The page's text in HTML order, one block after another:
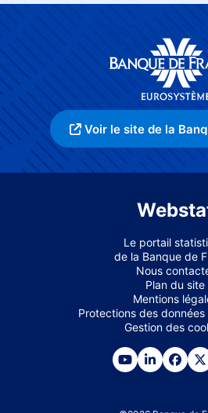
Voir le site de la
Le portail
de la Banque de
Nous
Plan du site
Mentions
Protections des données
Gestion des